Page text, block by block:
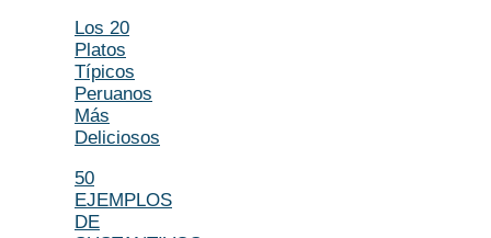
Los 20
Platos
Típicos
Peruanos
Más
Deliciosos
50
EJEMPLOS
DE